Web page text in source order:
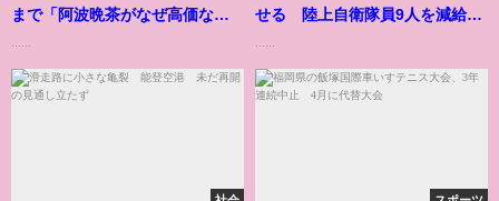
まで「阿波晩茶がなぜ高価なの
せる 陸上自衛隊員9人を減給処